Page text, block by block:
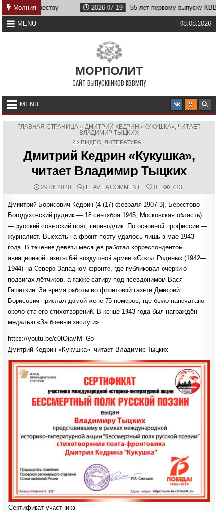
Skip
to
content
Молния
Отечеству 2026-07-19 55 лет первому выпуску КВВМПУ
MENU 08.08.2026
МОРПОЛИТ
САЙТ ВЫПУСКНИКОВ КВВМПУ
MENU
ГЛАВНАЯ СТРАНИЦА » ДМИТРИЙ КЕДРИН «КУКУШКА», ЧИТАЕТ
ВЛАДИМИР ТЫЦКИХ
POSTED
ВИДЕО, ЛИТЕРАТУРА
Дмитрий Кедрин «Кукушка»,
читает Владимир Тыцких
PUBLISHED
DATE:
29.06.2020 COMMENTS:
LEAVE A COMMENTON
ДМИТРИЙ
«КУКУШКА»,
ЧИТАЕТ
ВЛАДИМИР
ТЫЦКИХ
0 733
Дмиитрий Борисович Кедрин (4 (17) февраля 1907[3], Берестово-
Богодуховский рудник — 18 сентября 1945, Московская область)
— русский советский поэт, переводчик. По основной профессии —
журналист. Выехать на фронт поэту удалось лишь в мае 1943
года. В течение девяти месяцев работал корреспондентом
авиационной газеты 6-й воздушной армии «Сокол Родины» (1942—
1944) на Северо-Западном фронте, где публиковал очерки о
подвигах лётчиков, а также сатиру под псевдонимом Вася
Гашеткин. За время работы во фронтовой газете Дмитрий
Борисович прислал домой жене 75 номеров, где было напечатано
около ста его стихотворений. В конце 1943 года был награждён
медалью «За боевые заслуги».
https://youtu.be/c0tOiaVM_Go
Дмитрий Кедрин «Кукушка», читает Владимир Тыцких
Сертификат участника